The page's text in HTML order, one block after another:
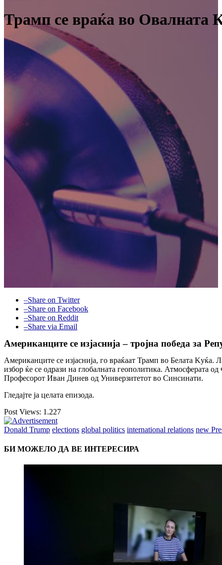
Трамп се враќа во Овалната
–Share on Twitter
–Share on Facebook
–Share on Reddit
–Share via Email
Американците се изјаснија – тројна победа за
Американците се изјаснија, го враќаат Трамп во Белата
избор ќе се одрази на глобалната геополитика. Атмосферата
Професорот Иван Динев од Универзитетот во Синсинати.
Гледајте ја целата епизода.
Post Views: 1.227
Donald Trump elections global politics international relations new
БИ МОЖЕЛО ДА ВЕ ИНТЕРЕСИРА